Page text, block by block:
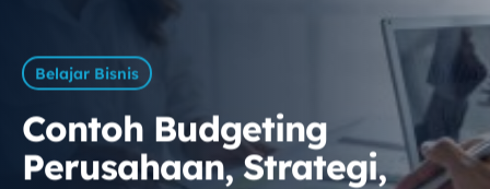
Belajar Bisnis
Contoh Budgeting
Perusahaan, Strategi,